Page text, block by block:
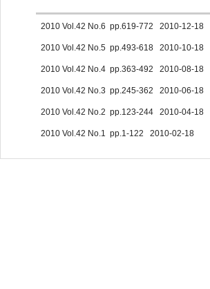
2010 Vol.42 No.6 pp.619-772 2010-12-18
2010 Vol.42 No.5 pp.493-618 2010-10-18
2010 Vol.42 No.4 pp.363-492 2010-08-18
2010 Vol.42 No.3 pp.245-362 2010-06-18
2010 Vol.42 No.2 pp.123-244 2010-04-18
2010 Vol.42 No.1 pp.1-122 2010-02-18